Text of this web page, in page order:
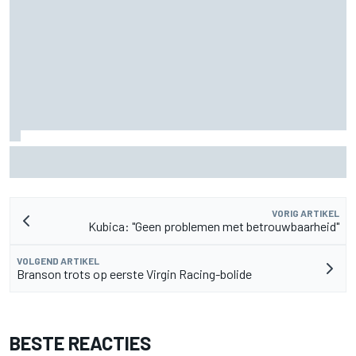
VORIG ARTIKEL
Kubica: "Geen problemen met betrouwbaarheid"
VOLGEND ARTIKEL
Branson trots op eerste Virgin Racing-bolide
BESTE REACTIES